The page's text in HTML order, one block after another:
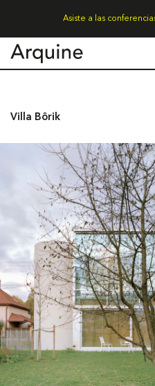
Asiste a las
Villa Bôrik